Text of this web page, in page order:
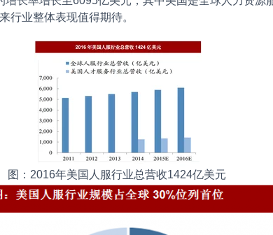
行业整体表现值得期待。
图：2016年美国人服行业总营收1424亿美元